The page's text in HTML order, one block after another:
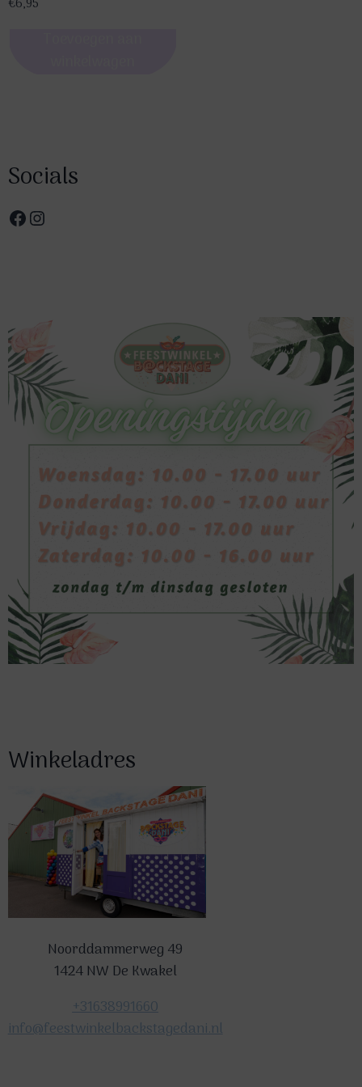
Socials
Facebook
Instagram
Winkeladres
Noorddammerweg 49
1424 NW De Kwakel
+31638991660
info@feestwinkelbackstagedani.nl